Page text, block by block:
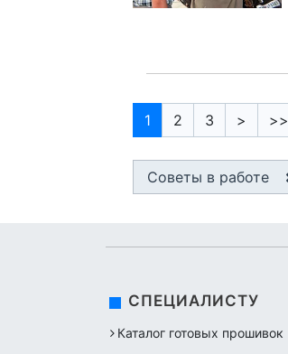
1 2 3 > >>
Советы в работе
СПЕЦИАЛИСТУ
Каталог готовых прошивок